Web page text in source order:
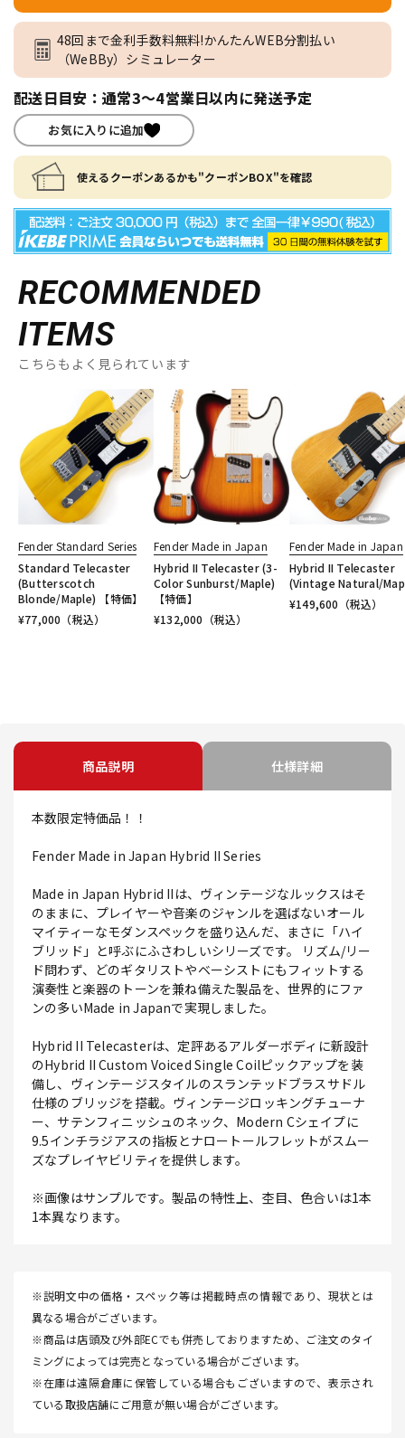
48回まで金利手数料無料!かんたんWEB分割払い
（WeBBy）シミュレーター
配送日目安：通常3～4営業日以内に発送予定
お気に入りに追加
使えるクーポンあるかも"クーポンBOX"を確認
RECOMMENDED
ITEMS
こちらもよく見られています
Fender Standard Series
Standard Telecaster
(Butterscotch
Blonde/Maple) 【特価】
¥77,000 （税込）
Fender Made in Japan
Hybrid II Telecaster (3-
Color Sunburst/Maple)
【特価】
¥132,000 （税込）
Fender Made in Japan
Hybrid II Telecaster
(Vintage Natural/
¥149,600 （税込）
商品説明 仕様詳細
本数限定特価品！！
Fender Made in Japan Hybrid II Series
Made in Japan Hybrid IIは、ヴィンテージなルックスはそ
のままに、プレイヤーや音楽のジャンルを選ばないオール
マイティーなモダンスペックを盛り込んだ、まさに「ハイ
ブリッド」と呼ぶにふさわしいシリーズです。 リズム/リー
ド問わず、どのギタリストやベーシストにもフィットする
演奏性と楽器のトーンを兼ね備えた製品を、世界的にファ
ンの多いMade in Japanで実現しました。
Hybrid II Telecasterは、定評あるアルダーボディに新設計
のHybrid II Custom Voiced Single Coilピックアップを装
備し、ヴィンテージスタイルのスランテッドブラスサドル
仕様のブリッジを搭載。ヴィンテージロッキングチューナ
ー、サテンフィニッシュのネック、Modern Cシェイプに
9.5インチラジアスの指板とナロートールフレットがスムー
ズなプレイヤビリティを提供します。
※画像はサンプルです。製品の特性上、杢目、色合いは1本
1本異なります。
※説明文中の価格・スペック等は掲載時点の情報であり、現状とは
異なる場合がございます。
※商品は店頭及び外部ECでも併売しておりますため、ご注文のタイ
ミングによっては完売となっている場合がございます。
※在庫は遠隔倉庫に保管している場合もございますので、表示され
ている取扱店舗にご用意が無い場合がございます。